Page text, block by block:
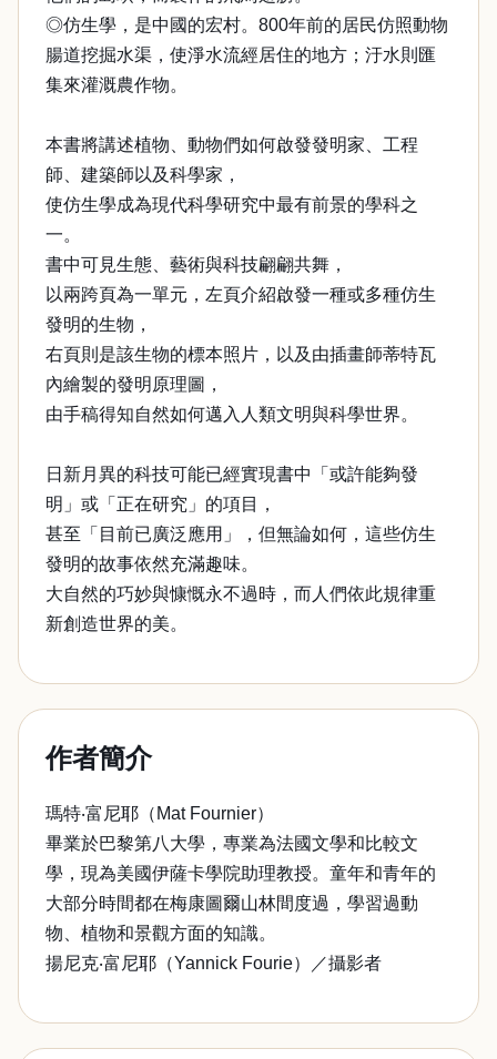
◎仿生學，是中國的宏村。800年前的居民仿照動物
腸道挖掘水渠，使淨水流經居住的地方；汙水則匯
集來灌溉農作物。
本書將講述植物、動物們如何啟發發明家、工程
師、建築師以及科學家，
使仿生學成為現代科學研究中最有前景的學科之
一。
書中可見生態、藝術與科技翩翩共舞，
以兩跨頁為一單元，左頁介紹啟發一種或多種仿生
發明的生物，
右頁則是該生物的標本照片，以及由插畫師蒂特瓦
內繪製的發明原理圖，
由手稿得知自然如何邁入人類文明與科學世界。
日新月異的科技可能已經實現書中「或許能夠發
明」或「正在研究」的項目，
甚至「目前已廣泛應用」，但無論如何，這些仿生
發明的故事依然充滿趣味。
大自然的巧妙與慷慨永不過時，而人們依此規律重
新創造世界的美。
作者簡介
瑪特‧富尼耶（Mat Fournier）
畢業於巴黎第八大學，專業為法國文學和比較文
學，現為美國伊薩卡學院助理教授。童年和青年的
大部分時間都在梅康圖爾山林間度過，學習過動
物、植物和景觀方面的知識。
揚尼克‧富尼耶（Yannick Fourie）／攝影者